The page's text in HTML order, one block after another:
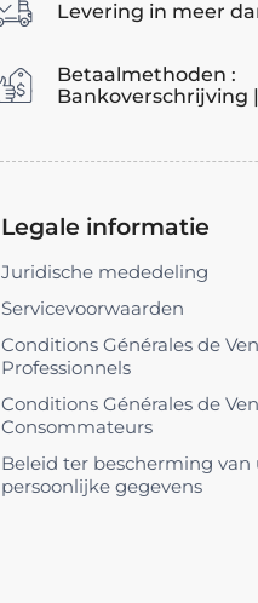
Levering in meer
Betaalmethoden :
Bankoverschrijving
Legale informatie
Juridische mededeling
Servicevoorwaarden
Conditions Générales de
Professionnels
Conditions Générales de
Consommateurs
Beleid ter bescherming van
persoonlijke gegevens